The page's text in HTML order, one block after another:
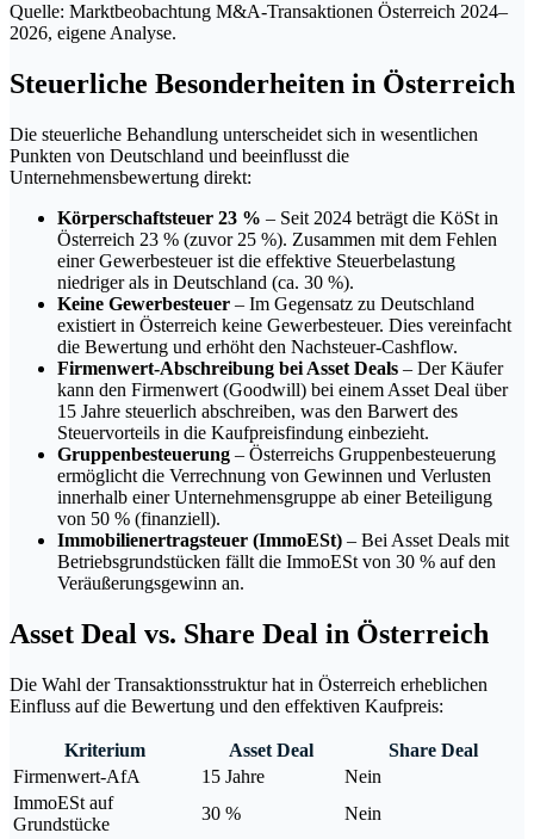
Quelle: Marktbeobachtung M&A-Transaktionen Österreich 2024–
2026, eigene Analyse.
Steuerliche Besonderheiten in Österreich
Die steuerliche Behandlung unterscheidet sich in wesentlichen
Punkten von Deutschland und beeinflusst die
Unternehmensbewertung direkt:
Körperschaftsteuer 23 % – Seit 2024 beträgt die KöSt in
Österreich 23 % (zuvor 25 %). Zusammen mit dem Fehlen
einer Gewerbesteuer ist die effektive Steuerbelastung
niedriger als in Deutschland (ca. 30 %).
Keine Gewerbesteuer – Im Gegensatz zu Deutschland
existiert in Österreich keine Gewerbesteuer. Dies vereinfacht
die Bewertung und erhöht den Nachsteuer-Cashflow.
Firmenwert-Abschreibung bei Asset Deals – Der Käufer
kann den Firmenwert (Goodwill) bei einem Asset Deal über
15 Jahre steuerlich abschreiben, was den Barwert des
Steuervorteils in die Kaufpreisfindung einbezieht.
Gruppenbesteuerung – Österreichs Gruppenbesteuerung
ermöglicht die Verrechnung von Gewinnen und Verlusten
innerhalb einer Unternehmensgruppe ab einer Beteiligung
von 50 % (finanziell).
Immobilienertragsteuer (ImmoESt) – Bei Asset Deals mit
Betriebsgrundstücken fällt die ImmoESt von 30 % auf den
Veräußerungsgewinn an.
Asset Deal vs. Share Deal in Österreich
Die Wahl der Transaktionsstruktur hat in Österreich erheblichen
Einfluss auf die Bewertung und den effektiven Kaufpreis:
Kriterium Asset Deal
Share Deal
Firmenwert-AfA
15 Jahre
Nein
ImmoESt auf
Grundstücke
30 %
Nein